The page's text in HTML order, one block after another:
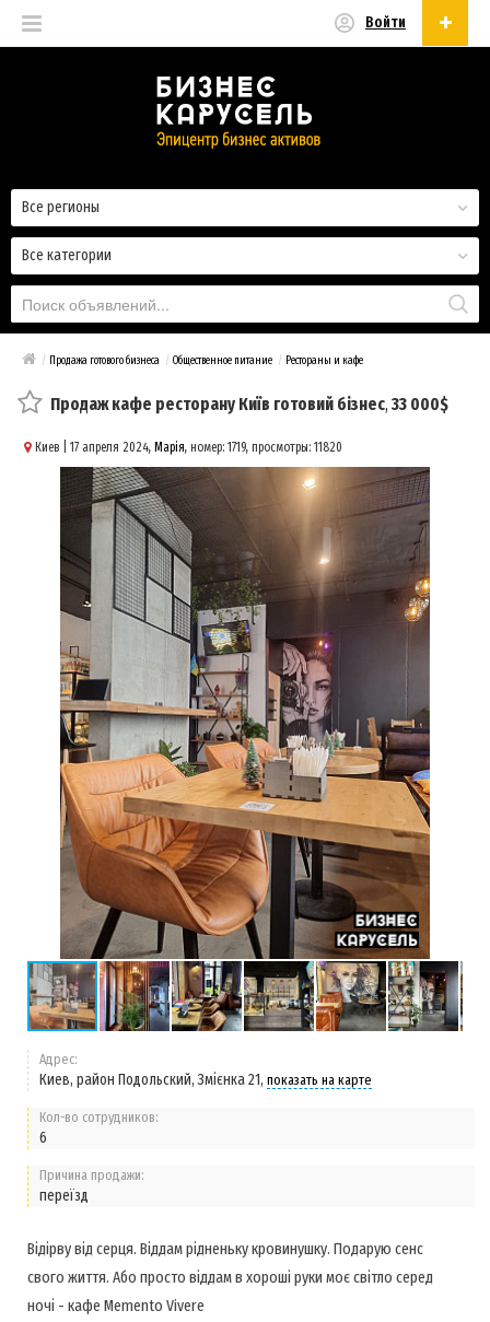
Войти
Все категории
Все регионы
/ Продажа готового бизнеса / Общественное питание / Рестораны и кафе
Продаж кафе ресторану Київ готовий бізнес, 33 000$
Киев | 17 апреля 2024, Марія, номер: 1719, просмотры: 11820
Адрес:
Киев, район Подольский, Змієнка 21, показать на карте
Кол-во сотрудников:
6
Причина продажи:
переїзд
Відірву від серця. Віддам рідненьку кровинушку. Подарую сенс
свого життя. Або просто віддам в хороші руки моє світло серед
ночі - кафе Memento Vivere